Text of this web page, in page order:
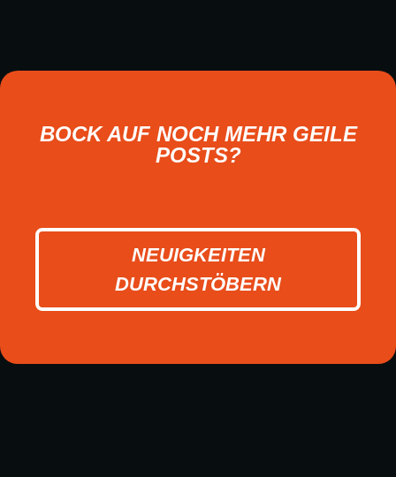
BOCK AUF NOCH MEHR GEILE
POSTS?
NEUIGKEITEN
DURCHSTÖBERN